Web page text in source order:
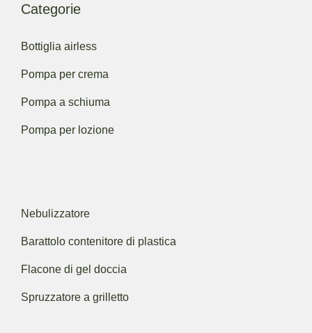
Categorie
Bottiglia airless
Pompa per crema
Pompa a schiuma
Pompa per lozione
Nebulizzatore
Barattolo contenitore di plastica
Flacone di gel doccia
Spruzzatore a grilletto